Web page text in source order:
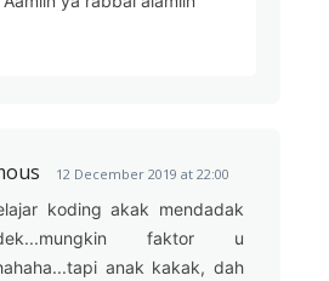
12 December 2019 at 22:00
koding akak mendadak
faktor u
anak kakak, dah